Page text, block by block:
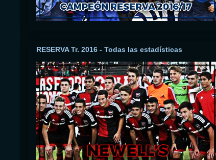
RESERVA Tr. 2016 - Todas las estadísticas